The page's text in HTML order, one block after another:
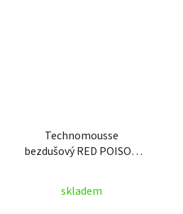
Technomousse
bezdušový RED POISON
skladem